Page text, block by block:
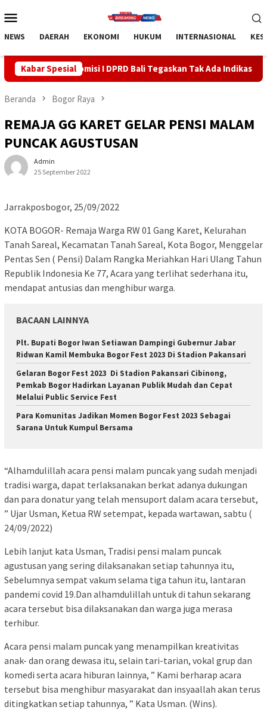
ke
Mobile
NEWS DAERAH EKONOMI HUKUM INTERNASIONAL
Kabar Spesial
I DPRD Bali Tegaskan Tak Ada Indikasi Penyalahgunaan
Beranda Bogor Raya
REMAJA GG KARET GELAR PENSI MALAM
PUNCAK AGUSTUSAN
Admin
25 September 2022
Jarrakposbogor, 25/09/2022
KOTA BOGOR- Remaja Warga RW 01 Gang Karet, Kelurahan
Tanah Sareal, Kecamatan Tanah Sareal, Kota Bogor, Menggelar
Pentas Sen ( Pensi) Dalam Rangka Meriahkan Hari Ulang Tahun
Republik Indonesia Ke 77, Acara yang terlihat sederhana itu,
mendapat antusias dan menghibur warga.
BACAAN LAINNYA
Plt. Bupati Bogor Iwan Setiawan Dampingi Gubernur Jabar
Ridwan Kamil Membuka Bogor Fest 2023 Di Stadion Pakansari
Gelaran Bogor Fest 2023 Di Stadion Pakansari Cibinong,
Pemkab Bogor Hadirkan Layanan Publik Mudah dan Cepat
Melalui Public Service Fest
Para Komunitas Jadikan Momen Bogor Fest 2023 Sebagai
Sarana Untuk Kumpul Bersama
“Alhamdulillah acara pensi malam puncak yang sudah menjadi
tradisi warga, dapat terlaksanakan berkat adanya dukungan
dan para donatur yang telah mensuport dalam acara tersebut,
” Ujar Usman, Ketua RW setempat, kepada wartawan, sabtu (
24/09/2022)
Lebih lanjut kata Usman, Tradisi pensi malam puncak
agustusan yang sering dilaksanakan setiap tahunnya itu,
Sebelumnya sempat vakum selama tiga tahun itu, lantaran
pandemi covid 19.Dan alhamdulillah untuk di tahun sekarang
acara tersebut bisa dilaksanakan dan warga juga merasa
terhibur.
Acara pensi malam puncak yang menampilkan kreativitas
anak- dan orang dewasa itu, selain tari-tarian, vokal grup dan
komedi serta acara hiburan lainnya, ” Kami berharap acara
tersebut bisa menghibur masyarakat dan insyaallah akan terus
ditingkatkan setiap tahunnya, ” Kata Usman. (Wins).